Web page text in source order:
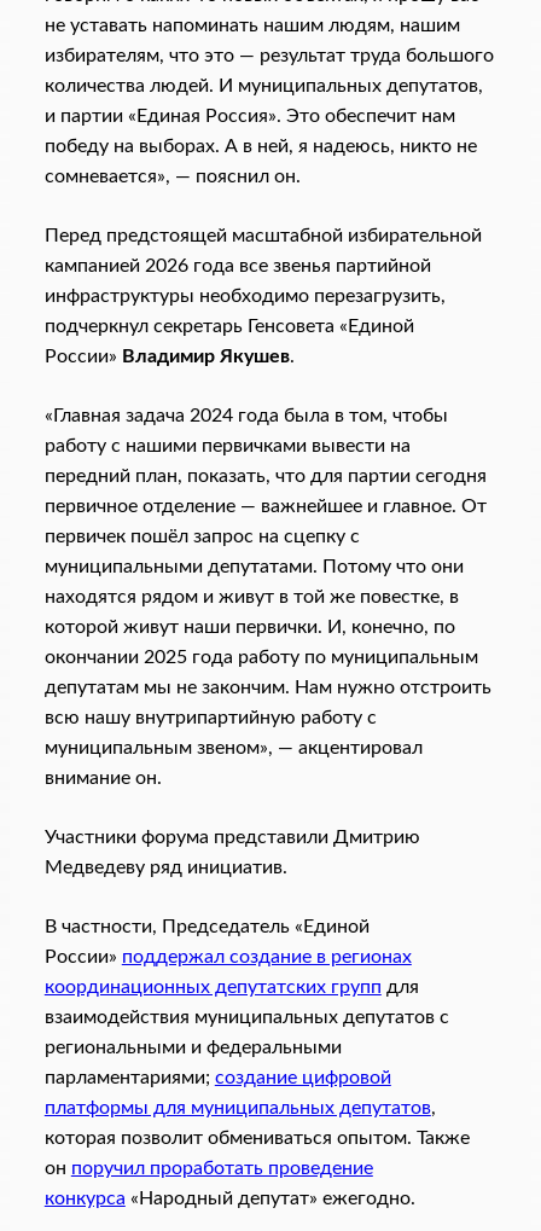
не уставать напоминать нашим людям, нашим
избирателям, что это — результат труда большого
количества людей. И муниципальных депутатов,
и партии «Единая Россия». Это обеспечит нам
победу на выборах. А в ней, я надеюсь, никто не
сомневается», — пояснил он.
Перед предстоящей масштабной избирательной
кампанией 2026 года все звенья партийной
инфраструктуры необходимо перезагрузить,
подчеркнул секретарь Генсовета «Единой
России» Владимир Якушев.
«Главная задача 2024 года была в том, чтобы
работу с нашими первичками вывести на
передний план, показать, что для партии сегодня
первичное отделение — важнейшее и главное. От
первичек пошёл запрос на сцепку с
муниципальными депутатами. Потому что они
находятся рядом и живут в той же повестке, в
которой живут наши первички. И, конечно, по
окончании 2025 года работу по муниципальным
депутатам мы не закончим. Нам нужно отстроить
всю нашу внутрипартийную работу с
муниципальным звеном», — акцентировал
внимание он.
Участники форума представили Дмитрию
Медведеву ряд инициатив.
В частности, Председатель «Единой
России» поддержал создание в регионах
координационных депутатских групп для
взаимодействия муниципальных депутатов с
региональными и федеральными
парламентариями; создание цифровой
платформы для муниципальных депутатов,
которая позволит обмениваться опытом. Также
он поручил проработать проведение
конкурса «Народный депутат» ежегодно.